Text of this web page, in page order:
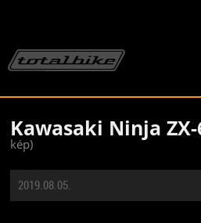
Kawasaki Ninja ZX-
kép)
2019.08.05.